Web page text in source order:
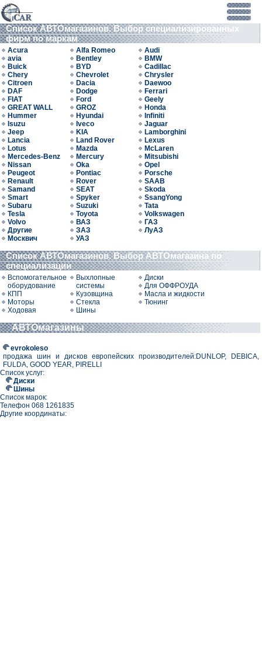
Список АВТОмагазинов. Выбор специализированных
фирм по маркам
Acura Alfa Romeo
Audi
avia
Bentley
BMW
Buick
BYD
Cadillac
Chery
Chevrolet
Chrysler
Citroen
Dacia
Daewoo
DAF
Dodge
Ferrari
FIAT
Ford
Geely
GREAT WALL
GROZ
Honda
Hummer
Hyundai
Infiniti
Isuzu
Iveco
Jaguar
Jeep
KIA
Lamborghini
Lancia
Land Rover
Lexus
Lotus
Mazda
McLaren
Mercedes-Benz
Mercury
Mitsubishi
Nissan
Oka
Opel
Peugeot
Pontiac
Porsche
Renault
Rover
SAAB
Samand
SEAT
Skoda
Smart
Spyker
SsangYong
Subaru
Suzuki
Tata
Tesla
Toyota
Volkswagen
Volvo
ВАЗ
ГАЗ
Другие
ЗАЗ
ЛуАЗ
Москвич
УАЗ
Список АВТОмагазинов. Выбор АВТОмагазина по
специализации
Вспомогательное
оборудование
Выхлопные
системы
Диски
Для ОФФРОУДА
КПП
Кузовщина
Масла и жидкости
Моторы
Стекла
Тюнинг
Ходовая
Шины
АВТОмагазины
evrokoleso
продажа шин и дисков европейских производителей:DUNLOP, DEBICA,
FULDA, GOOD YEAR, PIRELLI
Список услуг:
Диски
Шины
Список марок:
Телефон 068 1261835
Другие координаты: